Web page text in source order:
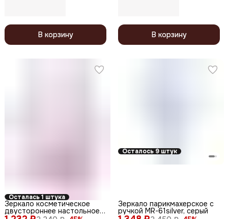
В корзину В корзину
Осталась 1 штука
Зеркало косметическое
двустороннее настольное
Осталось 9 штук
Зеркало парикмахерское с
ручкой MR-61silver, серый